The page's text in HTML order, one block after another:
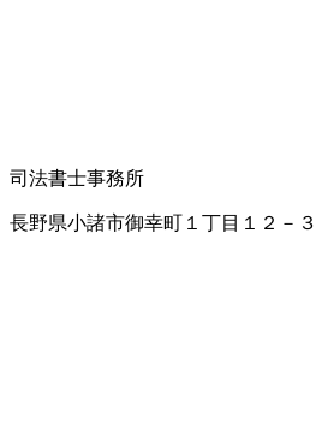
司法書士事務所
長野県小諸市御幸町１丁目１２－３